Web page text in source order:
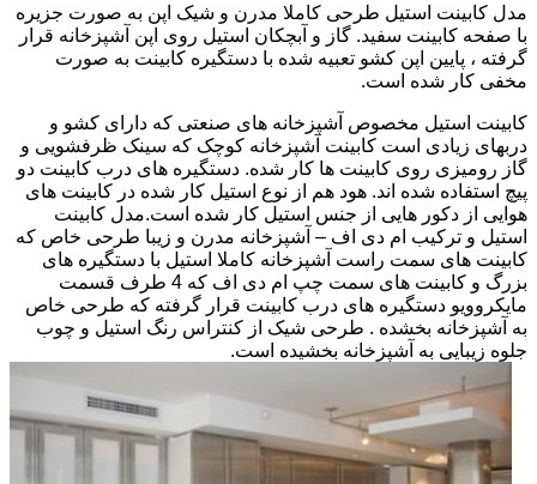
مدل کابینت استیل طرحی کاملا مدرن و شیک اپن به صورت جزیره
با صفحه کابینت سفید. گاز و آبچکان استیل روی اپن آشپزخانه قرار
گرفته ، پایین اپن کشو تعبیه شده با دستگیره کابینت به صورت
مخفی کار شده است.
کابینت استیل مخصوص آشپزخانه های صنعتی که دارای کشو و
دربهای زیادی است کابینت آشپزخانه کوچک که سینک ظرفشویی و
گاز رومیزی روی کابینت ها کار شده. دستگیره های درب کابینت دو
پیچ استفاده شده اند. هود هم از نوع استیل کار شده در کابینت های
هوایی از دکور هایی از جنس استیل کار شده است.مدل کابینت
استیل و ترکیب ام دی اف – آشپزخانه مدرن و زیبا طرحی خاص که
کابینت های سمت راست آشپزخانه کاملا استیل با دستگیره های
بزرگ و کابینت های سمت چپ ام دی اف که 4 طرف قسمت
مایکروویو دستگیره های درب کابینت قرار گرفته که طرحی خاص
به آشپزخانه بخشده . طرحی شیک از کنتراس رنگ استیل و چوب
جلوه زیبایی به آشپزخانه بخشیده است.